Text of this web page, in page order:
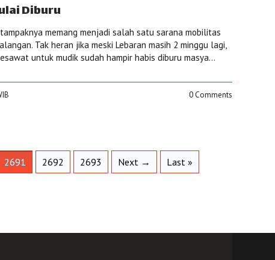
Diburu
memang menjadi salah satu sarana mobilitas
Tak heran jika meski Lebaran masih 2 minggu lagi,
untuk mudik sudah hampir habis diburu masya...
0 Comments
2691 2692 2693 Next → Last »